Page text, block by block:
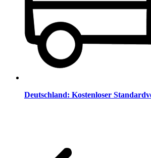
Deutschland: Kostenloser